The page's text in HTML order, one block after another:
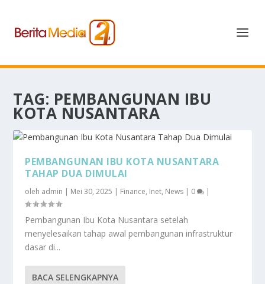
TAG: PEMBANGUNAN IBU
KOTA NUSANTARA
PEMBANGUNAN IBU KOTA NUSANTARA
TAHAP DUA DIMULAI
oleh admin | Mei 30, 2025 | Finance, Inet, News | 0 |
Pembangunan Ibu Kota Nusantara setelah
menyelesaikan tahap awal pembangunan infrastruktur
dasar di...
BACA SELENGKAPNYA